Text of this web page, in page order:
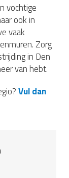
vochtige
ook in
vaak
Zorg
in Den
van hebt.
Vul dan